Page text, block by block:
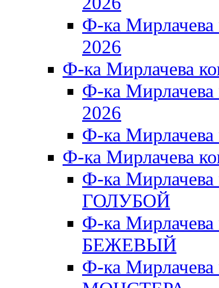
Ф-ка
2026
Ф-ка Мирлачева
Ф-ка
2026
Ф-ка
Ф-ка Мирлачева
Ф-ка
ГОЛУБОЙ
Ф-ка
БЕЖЕВЫЙ
Ф-ка